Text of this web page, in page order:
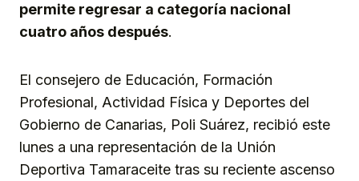
permite regresar a categoría nacional
cuatro años después.
El consejero de Educación, Formación
Profesional, Actividad Física y Deportes del
Gobierno de Canarias, Poli Suárez, recibió este
lunes a una representación de la Unión
Deportiva Tamaraceite tras su reciente ascenso